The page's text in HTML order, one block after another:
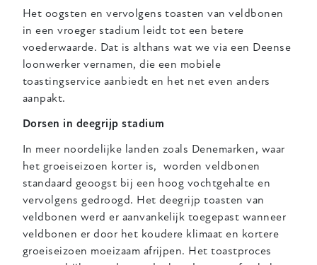
Het oogsten en vervolgens toasten van veldbonen
in een vroeger stadium leidt tot een betere
voederwaarde. Dat is althans wat we via een Deense
loonwerker vernamen, die een mobiele
toastingservice aanbiedt en het net even anders
aanpakt.
Dorsen in deegrijp stadium
In meer noordelijke landen zoals Denemarken, waar
het groeiseizoen korter is, worden veldbonen
standaard geoogst bij een hoog vochtgehalte en
vervolgens gedroogd. Het deegrijp toasten van
veldbonen werd er aanvankelijk toegepast wanneer
veldbonen er door het koudere klimaat en kortere
groeiseizoen moeizaam afrijpen. Het toastproces